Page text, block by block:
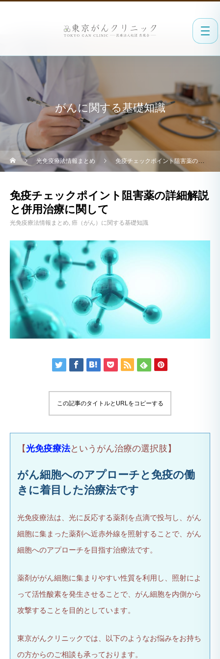
がんに関する基礎知識
光免疫療法情報まとめ 免疫チェックポイント阻害薬の詳細解説と併用治療に関して
免疫チェックポイント阻害薬の詳細解説
と併用治療に関して
光免疫療法情報まとめ 癌（がん）に関する基礎知識
この記事のタイトルとURLをコピーする
【光免疫療法というがん治療の選択肢】
がん細胞へのアプローチと免疫の働
きに着目した治療法です
光免疫療法は、光に反応する薬剤を点滴で投与し、がん
細胞に集まった薬剤へ近赤外線を照射することで、がん
細胞へのアプローチを目指す治療法です。
薬剤ががん細胞に集まりやすい性質を利用し、照射によ
って活性酸素を発生させることで、がん細胞を内側から
攻撃することを目的としています。
東京がんクリニックでは、以下のようなお悩みをお持ち
の方からのご相談も承っております。